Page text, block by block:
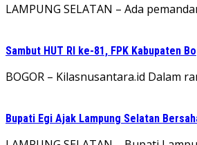
LAMPUNG SELATAN – Ada
Sambut HUT RI ke-81, FPK Kabupaten
BOGOR – Kilasnusantara.id Dalam
Bupati Egi Ajak Lampung Selatan